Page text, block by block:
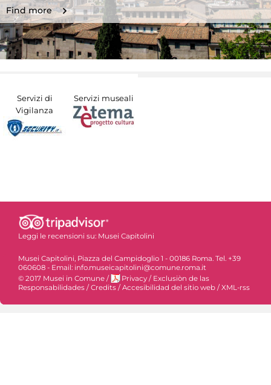
Find more
Servizi di
Vigilanza
Servizi museali
Leggi le recensioni su: Musei Capitolini
Musei Capitolini, Piazza del Campidoglio 1 - 00186 Roma. Tel. +39
060608 - Email: info.museicapitolini@comune.roma.it
© 2017 Musei in Comune / Privacy / Exclusiòn de las
Responsabilidades / Credits / Accesibilidad del sitio web / XML-rss